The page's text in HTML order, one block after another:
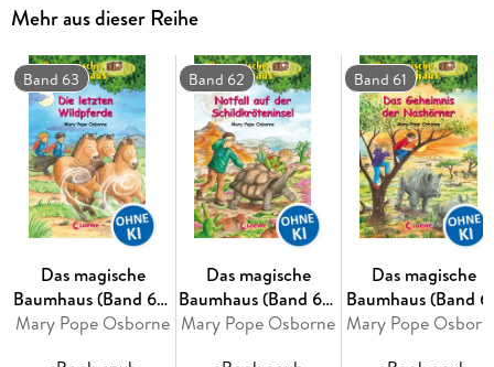
Bestsellerautorin
Mary Pope Osborne
! Die Geschwister Anne und Philipp reisen mit dem
magischen Baumhaus
durch die Zeit. Sie erleben
spannende Abenteuer
, entdecken
ferne Länderund
faszinierende Tiere
und lernen viele
berühmte Persönlichkeitenkennen.
Der Titel ist bei Antolin gelistet.
Mehr aus dieser Reihe
Band 63
Das magische
Baumhaus (Band 63)
- Die letzten
Mary Pope Osborne
Band 62
Das magische
Baumhaus (Band 62)
- Notfall auf der
Mary Pope Osborne
Band 61
Das magische
Baumhaus (Band
- Das Geheimnis
Mary Pope